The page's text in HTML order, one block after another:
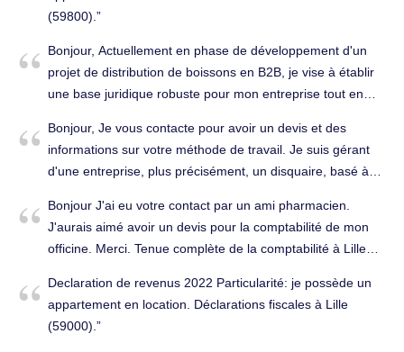
(59800).
Bonjour, Actuellement en phase de développement d'un
projet de distribution de boissons en B2B, je vise à établir
une base juridique robuste pour mon entreprise tout en
d'un cabinet d'expertise comptable capable de
m'accompagner dans la réalisation de ce projet. Pourriez-
vous me proposer une date pour une rencontre ? Je
souhaiterais discuter en détail de mes besoins et voir
comment votre cabinet pourrait m'assister dans cette
démarche. Je vous remercie par avance pour votre aide et
comptabilité à Lille (59000).
Bonjour, Je vous contacte pour avoir un devis et des
informations sur votre méthode de travail. Je suis gérant
d'une entreprise, plus précisément, un disquaire, basé à
sonde le secteur d'Albert car je suis originaire d'Albert et je
reviens régulièrement. Je souhaiterais faire un comparatif
détaillée par rapport à mon cabinet de comptabilité actuel .
Je suis possiblement intéressé pour changer
d'interlocuteur comptable pour mon prochain exercice
comptable à partir de janvier 2024. Mon statut juridique est
Bonjour J'ai eu votre contact par un ami pharmacien.
J'aurais aimé avoir un devis pour la comptabilité de mon
officine. Merci. Tenue complète de la comptabilité à Lille
Declaration de revenus 2022 Particularité: je possède un
appartement en location. Déclarations fiscales à Lille
(59000).